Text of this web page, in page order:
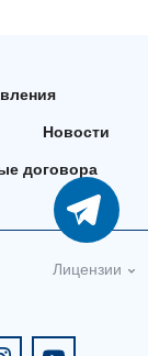
Новости
договора
Лицензии